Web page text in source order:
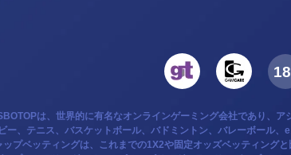
は、世界的に有名なオンラインゲーミング会社であり、ア
ビー、テニス、バスケットボール、バドミントン、バレーボール
ップベッティングは、これまでの1X2や固定オッズベッティング